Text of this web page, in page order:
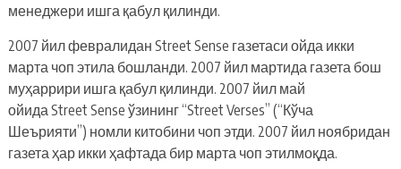
менеджери ишга қабул қилинди.
2007 йил февралидан Street Sense газетаси ойда икки
марта чоп этила бошланди. 2007 йил мартида газета бош
муҳаррири ишга қабул қилинди. 2007 йил май
ойида Street Sense ўзининг “Street Verses” (“Кўча
Шеърияти”) номли китобини чоп этди. 2007 йил ноябридан
газета ҳар икки ҳафтада бир марта чоп этилмоқда.